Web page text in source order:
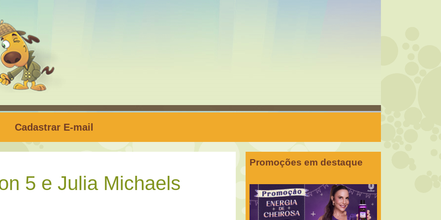
Cadastrar E-mail
5 e Julia Michaels
Promoções em destaque